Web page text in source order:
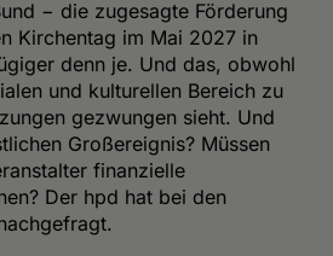
− die zugesagte Förderung
Kirchentag im Mai 2027 in
denn je. Und das, obwohl
und kulturellen Bereich zu
gezwungen sieht. Und
Großereignis? Müssen
finanzielle
Der hpd hat bei den